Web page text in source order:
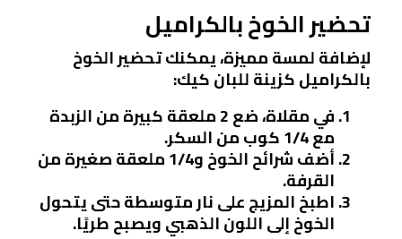
تحضير الخوخ بالكراميل
لإضافة لمسة مميزة، يمكنك تحضير الخوخ
بالكراميل كزينة للبان كيك:
في مقلاة، ضع 2 ملعقة كبيرة من الزبدة
مع 1/4 كوب من السكر.
أضف شرائح الخوخ و1/4 ملعقة صغيرة من
القرفة.
اطبخ المزيج على نار متوسطة حتى يتحول
الخوخ إلى اللون الذهبي ويصبح طريًا.